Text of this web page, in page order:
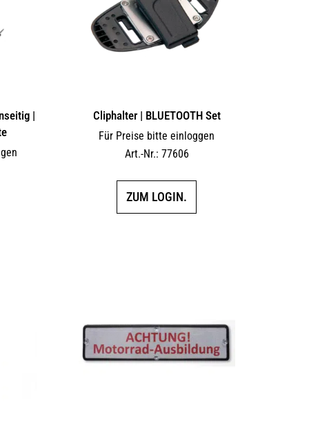
|
Cliphalter | BLUETOOTH Set
Für Preise bitte einloggen
Art.-Nr.: 77606
ZUM LOGIN.